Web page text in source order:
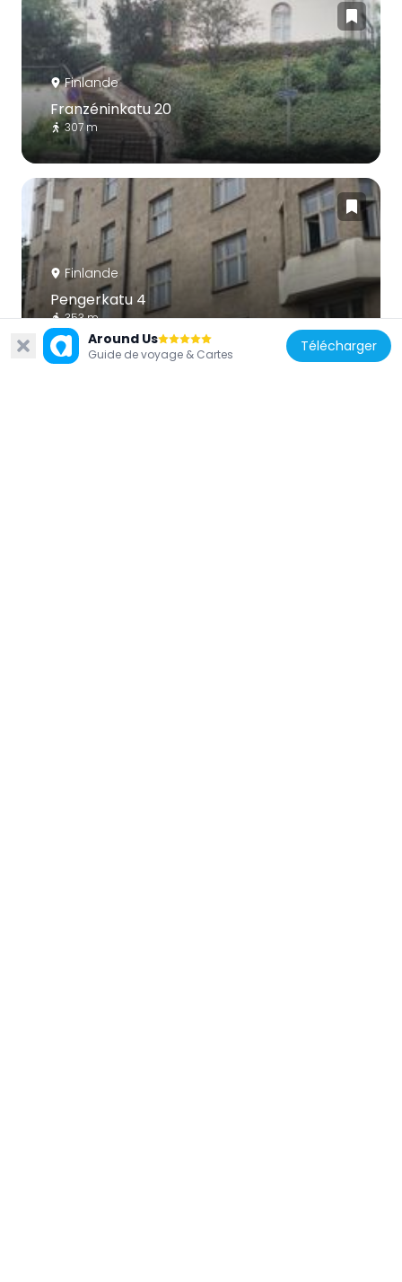
Finlande
Franzéninkatu 20
307 m
Finlande
Pengerkatu 4
353 m
Around Us
Guide de voyage & Cartes Télécharger